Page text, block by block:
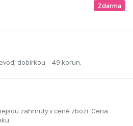
Zdarma
dobírkou – 49 korun.
zahrnuty v ceně zboží. Cena